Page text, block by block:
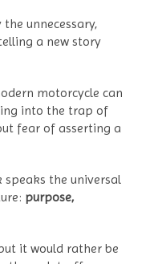
unnecessary,
a new story
motorcycle can
into the trap of
fear of asserting a
speaks the universal
purpose,
it would rather be